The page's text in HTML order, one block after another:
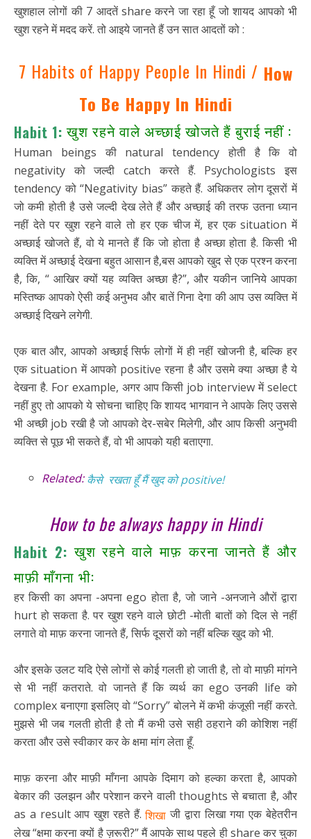
खुशहाल लोगों की 7 आदतें share करने जा रहा हूँ जो शायद आपको भी
खुश रहने में मदद करें. तो आइये जानते हैं उन सात आदतों को :
7 Habits of Happy People In Hindi / How
To Be Happy In Hindi
Habit 1: खुश रहने वाले अच्छाई खोजते हैं बुराई नहीं :
Human beings की natural tendency होती है कि वो
negativity को जल्दी catch करते हैं. Psychologists इस
tendency को “Negativity bias” कहते हैं. अधिकतर लोग दूसरों में
जो कमी होती है उसे जल्दी देख लेते हैं और अच्छाई की तरफ उतना ध्यान
नहीं देते पर खुश रहने वाले तो हर एक चीज में, हर एक situation में
अच्छाई खोजते हैं, वो ये मानते हैं कि जो होता है अच्छा होता है. किसी भी
व्यक्ति में अच्छाई देखना बहुत आसान है,बस आपको खुद से एक प्रश्न करना
है, कि, “ आखिर क्यों यह व्यक्ति अच्छा है?”, और यकीन जानिये आपका
मस्तिष्क आपको ऐसी कई अनुभव और बातें गिना देगा की आप उस व्यक्ति में
अच्छाई दिखने लगेगी.
एक बात और, आपको अच्छाई सिर्फ लोगों में ही नहीं खोजनी है, बल्कि हर
एक situation में आपको positive रहना है और उसमे क्या अच्छा है ये
देखना है. For example, अगर आप किसी job interview में select
नहीं हुए तो आपको ये सोचना चाहिए कि शायद भागवान ने आपके लिए उससे
भी अच्छी job रखी है जो आपको देर-सबेर मिलेगी, और आप किसी अनुभवी
व्यक्ति से पूछ भी सकते हैं, वो भी आपको यही बताएगा.
Related:कैसे रखता हूँ मैं खुद को positive!
How to be always happy in Hindi
Habit 2: खुश रहने वाले माफ़ करना जानते हैं और
माफ़ी माँगना भी:
हर किसी का अपना -अपना ego होता है, जो जाने -अनजाने औरों द्वारा
hurt हो सकता है. पर खुश रहने वाले छोटी -मोती बातों को दिल से नहीं
लगाते वो माफ़ करना जानते हैं, सिर्फ दूसरों को नहीं बल्कि खुद को भी.
और इसके उलट यदि ऐसे लोगों से कोई गलती हो जाती है, तो वो माफ़ी मांगने
से भी नहीं कतराते. वो जानते हैं कि व्यर्थ का ego उनकी life को
complex बनाएगा इसलिए वो “Sorry” बोलने में कभी कंजूसी नहीं करते.
मुझसे भी जब गलती होती है तो मैं कभी उसे सही ठहराने की कोशिश नहीं
करता और उसे स्वीकार कर के क्षमा मांग लेता हूँ.
माफ़ करना और माफ़ी माँगना आपके दिमाग को हल्का करता है, आपको
बेकार की उलझन और परेशान करने वाली thoughts से बचाता है, और
as a result आप खुश रहते हैं.शिखा जी द्वारा लिखा गया एक बेहेतरीन
लेख “क्षमा करना क्यों है ज़रूरी?” मैं आपके साथ पहले ही share कर चुका